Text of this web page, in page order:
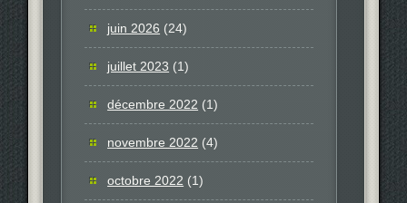
juin 2026 (24)
juillet 2023 (1)
décembre 2022 (1)
novembre 2022 (4)
octobre 2022 (1)